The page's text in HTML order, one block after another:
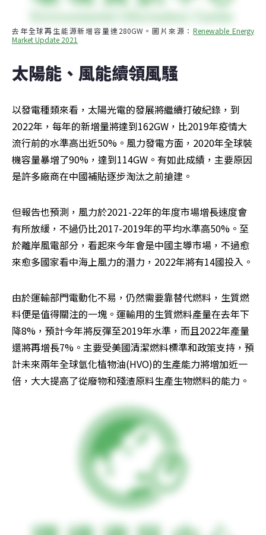
去年全球再生能源新增容量達280GW。圖片來源：Renewable Energy
Market Update 2021
太陽能、風能續領風騷
以發電種類來看，太陽光電的發展將繼續打破紀錄，到
2022年，每年的新增量將達到162GW，比2019年疫情大
流行前的水準高出近50%。風力發電方面，2020年全球裝
機容量暴增了90%，達到114GW。有如此成績，主要原因
是許多廠商在中國補貼逐步淘汰之前搶建。
但報告也預測，風力於2021-22年的年度市場增長速度會
有所放緩，不過仍比2017-2019年的平均水準高50%。至
於離岸風電部分，看起來今年會是中國主導市場，不過愈
來愈多國家看中海上風力的潛力，2022年將有14國投入。
由於運輸部門電動化不易，仍然需要靠替代燃料，生質燃
料便是值得關注的一塊。運輸用的生質燃料產量在去年下
降8%，預計今年將反彈至2019年水準，而且2022年產量
還將再增長7%。主要受美國清潔燃料標準和政策支持，預
計未來兩年全球氫化植物油(HVO)的生產能力將增加近一
倍，大大提高了從廢物和殘渣原料生產生物燃料的能力。